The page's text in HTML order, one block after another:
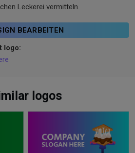
Leckerei vermitteln.
BEARBEITEN
logo:
logos